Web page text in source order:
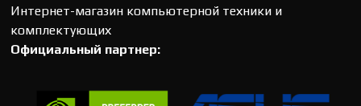
Интернет-магазин компьютерной техники и
комплектующих
Официальный партнер: